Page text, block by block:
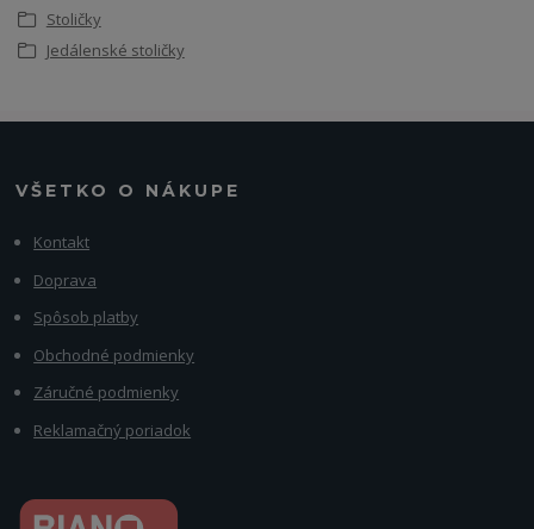
Stoličky
Jedálenské stoličky
VŠETKO O NÁKUPE
Kontakt
Doprava
Spôsob platby
Obchodné podmienky
Záručné podmienky
Reklamačný poriadok